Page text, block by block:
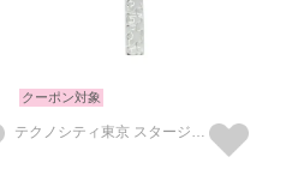
クーポン対象